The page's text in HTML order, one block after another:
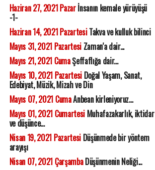
Haziran 27, 2021 Pazarİnsanın kemale yürüyüşü
-1-
Haziran 14, 2021 PazartesiTakva ve kulluk bilinci
Mayıs 31, 2021 PazartesiZaman'a dair...
Mayıs 21, 2021 CumaŞeffaflığa dair...
Mayıs 10, 2021 PazartesiDoğal Yaşam, Sanat,
Edebiyat, Müzik, Mizah ve Din
Mayıs 07, 2021 CumaAnbean kirleniyoruz...
Mayıs 01, 2021 CumartesiMuhafazakarlık, iktidar
ve düşünce...
Nisan 19, 2021 PazartesiDüşünmede bir yöntem
arayışı
Nisan 07, 2021 ÇarşambaDüşünmenin Neliği...